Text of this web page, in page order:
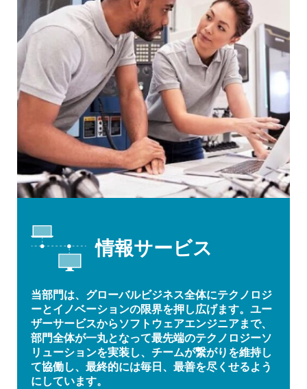
情報サービス
当部門は、グローバルビジネス全体にテクノロジ
ーとイノベーションの限界を押し広げます。ユー
ザーサービスからソフトウェアエンジニアまで、
部門全体が一丸となって最先端のテクノロジーソ
リューションを実装し、チームが繋がりを維持し
て協働し、最終的には毎日、最善を尽くせるよう
にしています。